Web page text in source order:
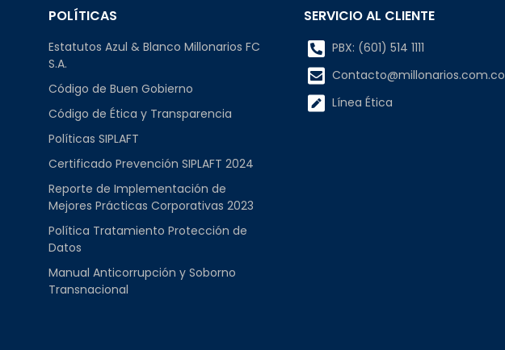
POLÍTICAS
Estatutos Azul & Blanco Millonarios FC
S.A.
Código de Buen Gobierno
Código de Ética y Transparencia
Políticas SIPLAFT
Certificado Prevención SIPLAFT 2024
Reporte de Implementación de
Mejores Prácticas Corporativas 2023
Política Tratamiento Protección de
Datos
Manual Anticorrupción y Soborno
Transnacional
SERVICIO AL CLIENTE
PBX: (601) 514 1111
Contacto@millonarios.com.co
Línea Ética